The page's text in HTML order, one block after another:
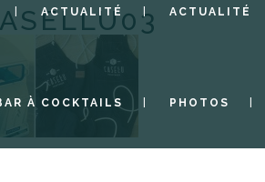
ACTUALITÉ ACTUALITÉ
À COCKTAILS PHOTOS